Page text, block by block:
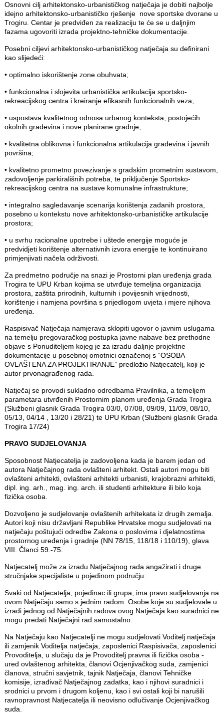
Osnovni cilj arhitektonsko-urbanističkog natječaja je dobiti najbolje
idejno arhitektonsko-urbanističko rješenje nove sportske dvorane u
Trogiru. Centar je predviđen za realizaciju te će se u daljnjim
fazama ugovoriti izrada projektno-tehničke dokumentacije.
Posebni ciljevi arhitektonsko-urbanističkog natječaja su definirani
kao slijedeći:
• optimalno iskorištenje zone obuhvata;
• funkcionalna i slojevita urbanistička artikulacija sportsko-
rekreacijskog centra i kreiranje efikasnih funkcionalnih veza;
• uspostava kvalitetnog odnosa urbanog konteksta, postojećih
okolnih građevina i nove planirane gradnje;
• kvalitetna oblikovna i funkcionalna artikulacija građevina i javnih
površina;
• kvalitetno prometno povezivanje s gradskim prometnim sustavom,
zadovoljenje parkirališnih potreba, te priključenje Sportsko-
rekreacijskog centra na sustave komunalne infrastrukture;
• integralno sagledavanje scenarija korištenja zadanih prostora,
posebno u kontekstu nove arhitektonsko-urbanističke artikulacije
prostora;
• u svrhu racionalne upotrebe i uštede energije moguće je
predvidjeti korištenje alternativnih izvora energije te kontinuirano
primjenjivati načela održivosti.
Za predmetno područje na snazi je Prostorni plan uređenja grada
Trogira te UPU Krban kojima se utvrđuje temeljna organizacija
prostora, zaštita prirodnih, kulturnih i povijesnih vrijednosti,
korištenje i namjena površina s prijedlogom uvjeta i mjere njihova
uređenja.
Raspisivač Natječaja namjerava sklopiti ugovor o javnim uslugama
na temelju pregovaračkog postupka javne nabave bez prethodne
objave s Ponuditeljem kojeg je za izradu daljnje projektne
dokumentacije u posebnoj omotnici označenoj s “OSOBA
OVLAŠTENA ZA PROJEKTIRANJE” predložio Natjecatelj, koji je
autor prvonagrađenog rada.
Natječaj se provodi sukladno odredbama Pravilnika, a temeljem
parametara utvrđenih Prostornim planom uređenja Grada Trogira
(Službeni glasnik Grada Trogira 03/0, 07/08, 09/09, 11/09, 08/10,
05/13, 04/14 , 13/20 i 28/21) te UPU Krban (Službeni glasnik Grada
Trogira 17/24)
PRAVO SUDJELOVANJA
Sposobnost Natjecatelja je zadovoljena kada je barem jedan od
autora Natječajnog rada ovlašteni arhitekt. Ostali autori mogu biti
ovlašteni arhitekti, ovlašteni arhitekti urbanisti, krajobrazni arhitekti,
dipl. ing. arh., mag. ing. arch. ili studenti arhitekture ili bilo koja
fizička osoba.
Dozvoljeno je sudjelovanje ovlaštenih arhitekata iz drugih zemalja.
Autori koji nisu državljani Republike Hrvatske mogu sudjelovati na
natječaju poštujući odredbe Zakona o poslovima i djelatnostima
prostornog uređenja i gradnje (NN 78/15, 118/18 i 110/19), glava
VIII. Članci 59.-75.
Natjecatelj može za izradu Natječajnog rada angažirati i druge
stručnjake specijaliste u pojedinom području.
Svaki od Natjecatelja, pojedinac ili grupa, ima pravo sudjelovanja na
ovom Natječaju samo s jednim radom. Osobe koje su sudjelovale u
izradi jednog od Natječajnih radova ovog Natječaja kao suradnici ne
mogu predati Natječajni rad samostalno.
Na Natječaju kao Natjecatelji ne mogu sudjelovati Voditelj natječaja
ili zamjenik Voditelja natječaja, zaposlenici Raspisivača, zaposlenici
Provoditelja, u slučaju da je Provoditelj pravna ili fizička osoba -
ured ovlaštenog arhitekta, članovi Ocjenjivačkog suda, zamjenici
članova, stručni savjetnik, tajnik Natječaja, članovi Tehničke
komisije, izrađivač Natječajnog zadatka, kao i njihovi suradnici i
srodnici u prvom i drugom koljenu, kao i svi ostali koji bi narušili
ravnopravnost Natjecatelja ili neovisno odlučivanje Ocjenjivačkog
suda.